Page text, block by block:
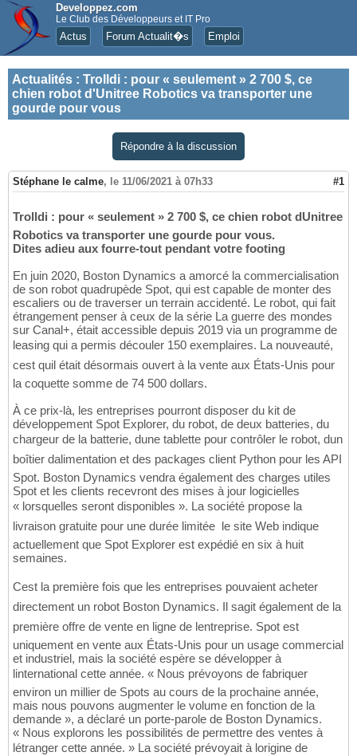
Developpez.com
Le Club des Développeurs et IT Pro
Actus Forum Actualit�s Emploi
Actualités : Trolldi : pour « seulement » 2 700 $, ce
chien robot d'Unitree Robotics va transporter une
gourde pour vous
Répondre à la discussion
Stéphane le calme, le 11/06/2021 à 07h33 #1
Trolldi : pour « seulement » 2 700 $, ce chien robot dUnitree
Robotics va transporter une gourde pour vous.
Dites adieu aux fourre-tout pendant votre footing
En juin 2020, Boston Dynamics a amorcé la commercialisation
de son robot quadrupède Spot, qui est capable de monter des
escaliers ou de traverser un terrain accidenté. Le robot, qui fait
étrangement penser à ceux de la série La guerre des mondes
sur Canal+, était accessible depuis 2019 via un programme de
leasing qui a permis découler 150 exemplaires. La nouveauté,
cest quil était désormais ouvert à la vente aux États-Unis pour
la coquette somme de 74 500 dollars.
À ce prix-là, les entreprises pourront disposer du kit de
développement Spot Explorer, du robot, de deux batteries, du
chargeur de la batterie, dune tablette pour contrôler le robot, dun
boîtier dalimentation et des packages client Python pour les API
Spot. Boston Dynamics vendra également des charges utiles
Spot et les clients recevront des mises à jour logicielles
« lorsquelles seront disponibles ». La société propose la
livraison gratuite pour une durée limitée  le site Web indique
actuellement que Spot Explorer est expédié en six à huit
semaines.
Cest la première fois que les entreprises pouvaient acheter
directement un robot Boston Dynamics. Il sagit également de la
première offre de vente en ligne de lentreprise. Spot est
uniquement en vente aux États-Unis pour un usage commercial
et industriel, mais la société espère se développer à
linternational cette année. « Nous prévoyons de fabriquer
environ un millier de Spots au cours de la prochaine année,
mais nous pouvons augmenter le volume en fonction de la
demande », a déclaré un porte-parole de Boston Dynamics.
« Nous explorons les possibilités de permettre des ventes à
létranger cette année. » La société prévoyait à lorigine de